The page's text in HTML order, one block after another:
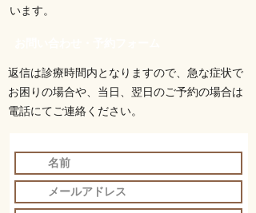
います。
返信は診療時間内となりますので、急な症状で
お困りの場合や、当日、翌日のご予約の場合は
電話にてご連絡ください。